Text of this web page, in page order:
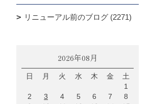
リニューアル前のブログ (2271)
2026年08月
日 月 火 水 木 金
土
1
2
3 4 5 6 7
8